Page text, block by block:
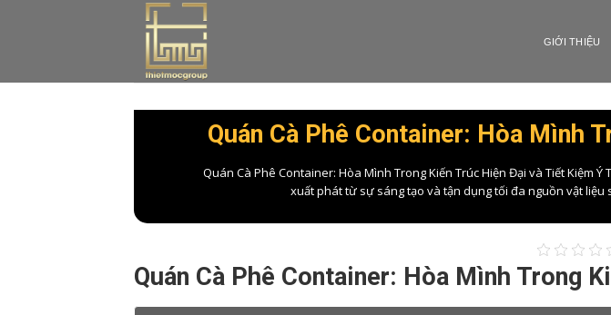
GIỚI THIỆU
Quán Cà Phê Container: Hòa Mình
Quán Cà Phê Container: Hòa Mình Trong Kiến Trúc Hiện Đại và Tiết Kiệm
xuất phát từ sự sáng tạo và tận dụng tối đa nguồn vật
Quán Cà Phê Container: Hòa Mình Trong